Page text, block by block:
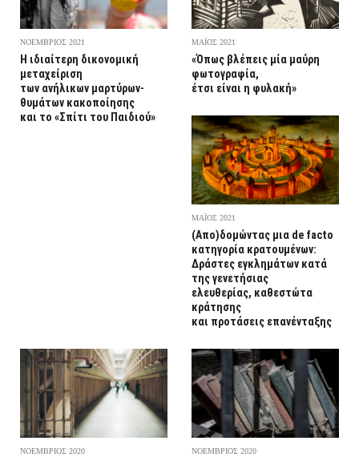
ΝΟΕΜΒΡΙΟΣ 2021
Η ιδιαίτερη δικονομική
μεταχείριση
των ανήλικων μαρτύρων-
θυμάτων κακοποίησης
και το «Σπίτι του Παιδιού»
ΜΑΪΟΣ 2021
«Όπως βλέπεις μία μαύρη
φωτογραφία,
έτσι είναι η φυλακή»
ΜΑΪΟΣ 2021
(Απο)δομώντας μια de facto
κατηγορία κρατουμένων:
Δράστες εγκλημάτων κατά
της γενετήσιας
ελευθερίας, καθεστώτα
κράτησης
και προτάσεις επανένταξης
ΝΟΕΜΒΡΙΟΣ 2020 ΝΟΕΜΒΡΙΟΣ 2020